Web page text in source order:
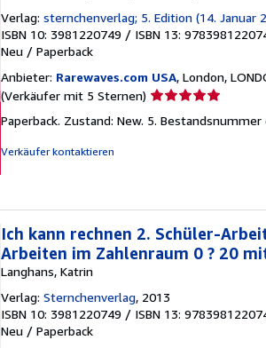
Verlag: sternchenverlag; 5. Edition (14. Januar
ISBN 10: 3981220749 / ISBN 13:
Neu / Paperback
Anbieter: Rarewaves.com USA, London,
(Verkäufer mit 5 Sternen) Verkäuferbewertung
von
Paperback. Zustand: New. 5. Bestandsnummer
Verkäufer kontaktieren
Ich kann rechnen 2. Schüler-
Arbeiten im Zahlenraum 0 ? 20
Langhans, Katrin
Verlag: Sternchenverlag, 2013
ISBN 10: 3981220749 / ISBN 13:
Neu / Paperback